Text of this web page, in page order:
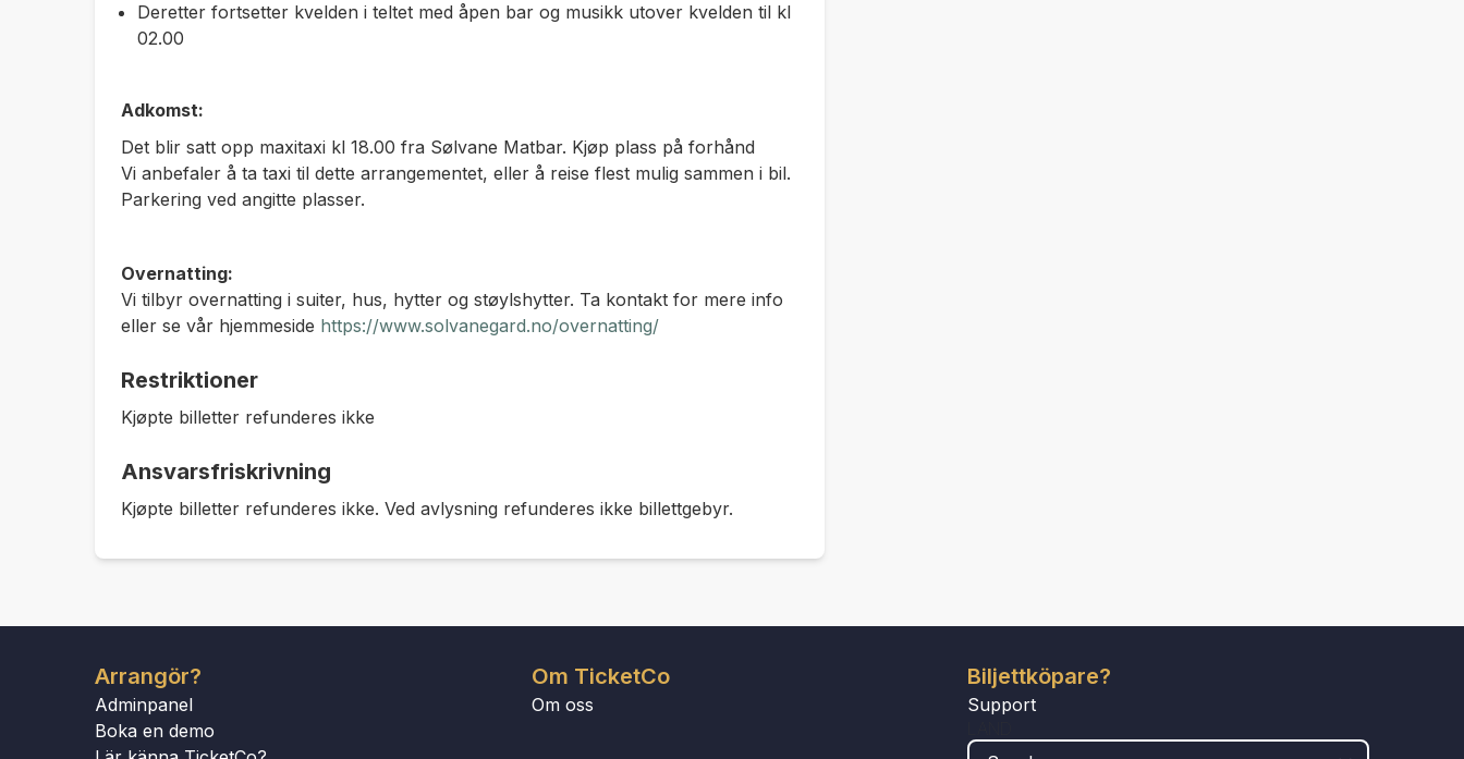
Deretter fortsetter kvelden i teltet med åpen bar og musikk utover kvelden til kl
02.00
Adkomst:
Det blir satt opp maxitaxi kl 18.00 fra Sølvane Matbar. Kjøp plass på forhånd
Vi anbefaler å ta taxi til dette arrangementet, eller å reise flest mulig sammen i bil.
Parkering ved angitte plasser.
Overnatting:
Vi tilbyr overnatting i suiter, hus, hytter og støylshytter. Ta kontakt for mere info
eller se vår hjemmeside https://www.solvanegard.no/overnatting/
Restriktioner
Kjøpte billetter refunderes ikke
Ansvarsfriskrivning
Kjøpte billetter refunderes ikke. Ved avlysning refunderes ikke billettgebyr.
Arrangör?
Adminpanel
Boka en demo
Om TicketCo
Om oss
Biljettköpare?
Support